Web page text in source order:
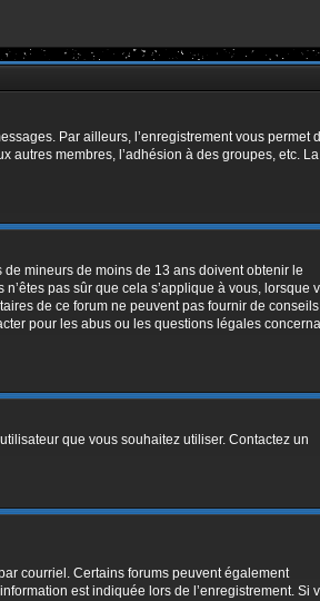
Par ailleurs, l’enregistrement vous permet
autres membres, l’adhésion à des groupes, etc. La
mineurs de moins de 13 ans doivent obtenir le
pas sûr que cela s’applique à vous, lorsque
de ce forum ne peuvent pas fournir de conseils
pour les abus ou les questions légales
que vous souhaitez utiliser. Contactez un
courriel. Certains forums peuvent également
est indiquée lors de l’enregistrement. Si